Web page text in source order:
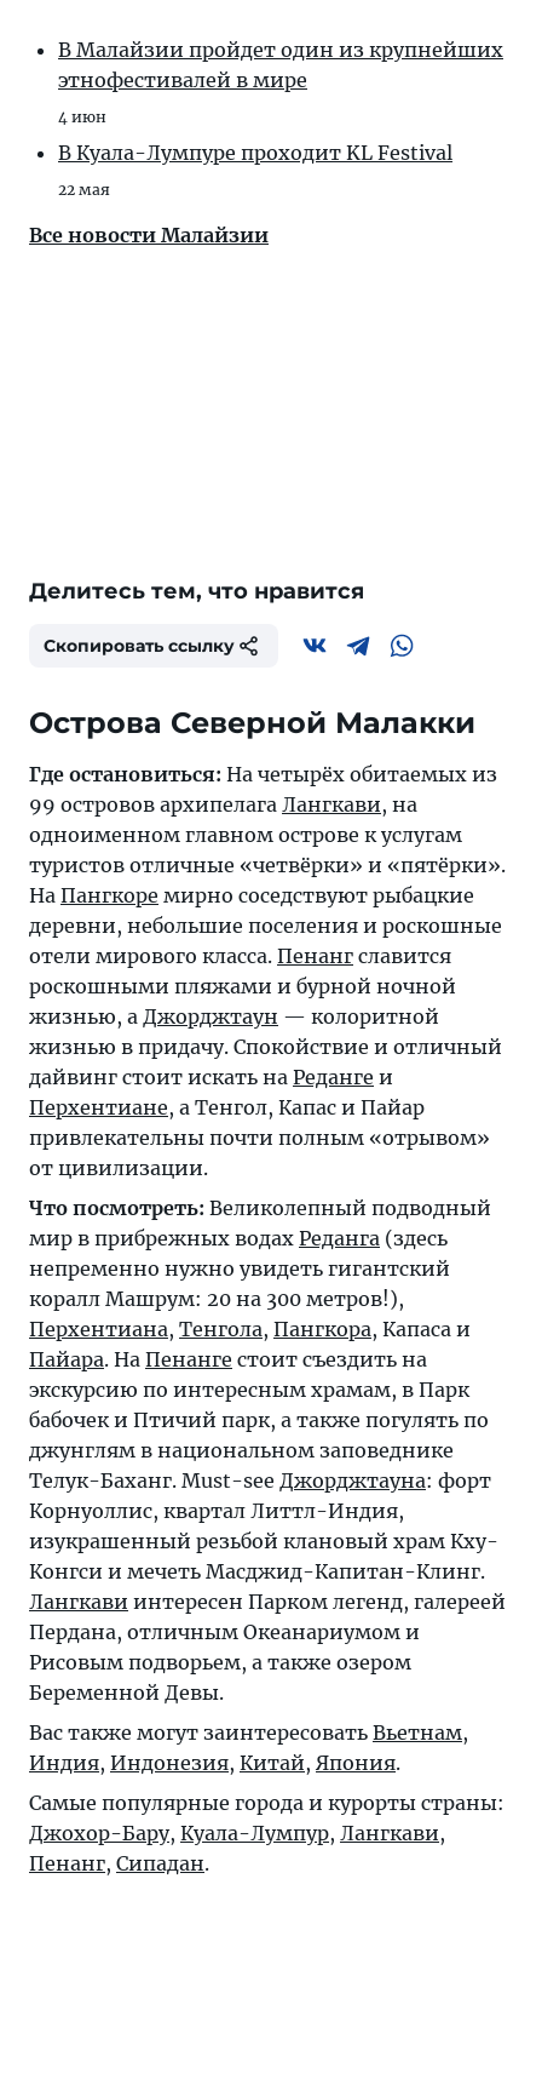
В Малайзии пройдет один из крупнейших
этнофестивалей в мире
4 июн
В Куала-Лумпуре проходит KL Festival
22 мая
Все новости Малайзии
Делитесь тем, что нравится
Скопировать ссылку
Острова Северной Малакки
Где остановиться: На четырёх обитаемых из
99 островов архипелага Лангкави, на
одноименном главном острове к услугам
туристов отличные «четвёрки» и «пятёрки».
На Пангкоре мирно соседствуют рыбацкие
деревни, небольшие поселения и роскошные
отели мирового класса. Пенанг славится
роскошными пляжами и бурной ночной
жизнью, а Джорджтаун — колоритной
жизнью в придачу. Спокойствие и отличный
дайвинг стоит искать на Реданге и
Перхентиане, а Тенгол, Капас и Пайар
привлекательны почти полным «отрывом»
от цивилизации.
Что посмотреть: Великолепный подводный
мир в прибрежных водах Реданга (здесь
непременно нужно увидеть гигантский
коралл Машрум: 20 на 300 метров!),
Перхентиана, Тенгола, Пангкора, Капаса и
Пайара. На Пенанге стоит съездить на
экскурсию по интересным храмам, в Парк
бабочек и Птичий парк, а также погулять по
джунглям в национальном заповеднике
Телук-Баханг. Must-see Джорджтауна: форт
Корнуоллис, квартал Литтл-Индия,
изукрашенный резьбой клановый храм Кху-
Конгси и мечеть Масджид-Капитан-Клинг.
Лангкави интересен Парком легенд, галереей
Пердана, отличным Океанариумом и
Рисовым подворьем, а также озером
Беременной Девы.
Вас также могут заинтересовать Вьетнам,
Индия, Индонезия, Китай, Япония.
Самые популярные города и курорты страны:
Джохор-Бару, Куала-Лумпур, Лангкави,
Пенанг, Сипадан.